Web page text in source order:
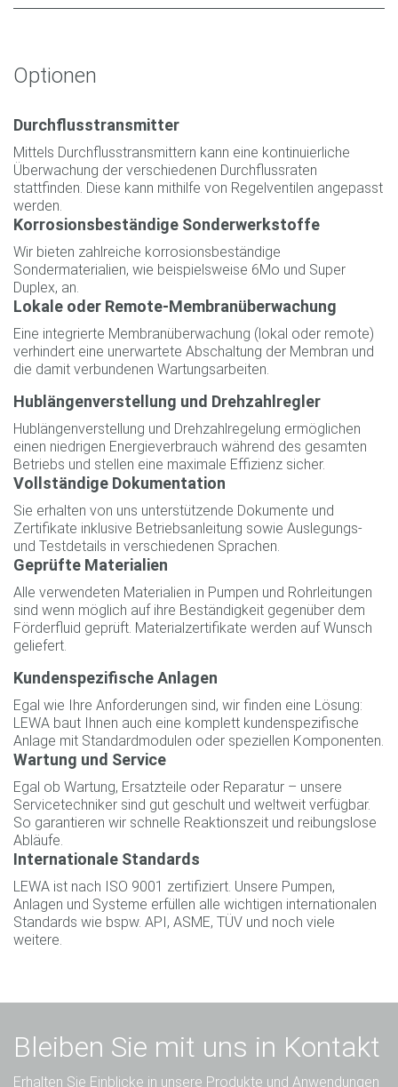
Optionen
Durchflusstransmitter
Mittels Durchflusstransmittern kann eine kontinuierliche
Überwachung der verschiedenen Durchflussraten
stattfinden. Diese kann mithilfe von Regelventilen angepasst
werden.
Korrosionsbeständige Sonderwerkstoffe
Wir bieten zahlreiche korrosionsbeständige
Sondermaterialien, wie beispielsweise 6Mo und Super
Duplex, an.
Lokale oder Remote-Membranüberwachung
Eine integrierte Membranüberwachung (lokal oder remote)
verhindert eine unerwartete Abschaltung der Membran und
die damit verbundenen Wartungsarbeiten.
Hublängenverstellung und Drehzahlregler
Hublängenverstellung und Drehzahlregelung ermöglichen
einen niedrigen Energieverbrauch während des gesamten
Betriebs und stellen eine maximale Effizienz sicher.
Vollständige Dokumentation
Sie erhalten von uns unterstützende Dokumente und
Zertifikate inklusive Betriebsanleitung sowie Auslegungs-
und Testdetails in verschiedenen Sprachen.
Geprüfte Materialien
Alle verwendeten Materialien in Pumpen und Rohrleitungen
sind wenn möglich auf ihre Beständigkeit gegenüber dem
Förderfluid geprüft. Materialzertifikate werden auf Wunsch
geliefert.
Kundenspezifische Anlagen
Egal wie Ihre Anforderungen sind, wir finden eine Lösung:
LEWA baut Ihnen auch eine komplett kundenspezifische
Anlage mit Standardmodulen oder speziellen Komponenten.
Wartung und Service
Egal ob Wartung, Ersatzteile oder Reparatur – unsere
Servicetechniker sind gut geschult und weltweit verfügbar.
So garantieren wir schnelle Reaktionszeit und reibungslose
Abläufe.
Internationale Standards
LEWA ist nach ISO 9001 zertifiziert. Unsere Pumpen,
Anlagen und Systeme erfüllen alle wichtigen internationalen
Standards wie bspw. API, ASME, TÜV und noch viele
weitere.
Bleiben Sie mit uns in Kontakt
Erhalten Sie Einblicke in unsere Produkte und Anwendungen